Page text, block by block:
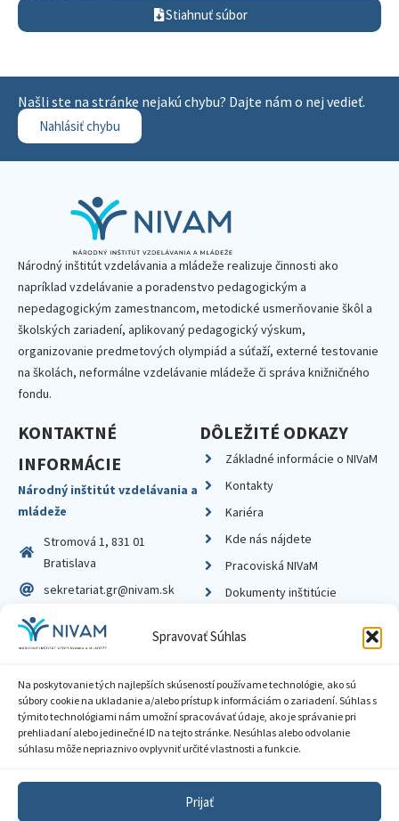
Spravovať Súhlas
Na poskytovanie tých najlepších skúseností používame technológie, ako sú
súbory cookie na ukladanie a/alebo prístup k informáciám o zariadení. Súhlas s
týmito technológiami nám umožní spracovávať údaje, ako je správanie pri
prehliadaní alebo jedinečné ID na tejto stránke. Nesúhlas alebo odvolanie
súhlasu môže nepriaznivo ovplyvniť určité vlastnosti a funkcie.
Prijať
Stiahnuť súbor
Našli ste na stránke nejakú chybu? Dajte nám o nej vedieť.
Nahlásiť chybu
Národný inštitút vzdelávania a mládeže realizuje činnosti ako
napríklad vzdelávanie a poradenstvo pedagogickým a
nepedagogickým zamestnancom, metodické usmerňovanie škôl a
školských zariadení, aplikovaný pedagogický výskum,
organizovanie predmetových olympiád a súťaží, externé testovanie
na školách, neformálne vzdelávanie mládeže či správa knižničného
fondu.
KONTAKTNÉ
INFORMÁCIE
Národný inštitút vzdelávania a
mládeže
Stromová 1, 831 01
Bratislava
sekretariat.gr@nivam.sk
IČO: 00164348
DIČ: 2020798714
DÔLEŽITÉ ODKAZY
Základné informácie o NIVaM
Kontakty
Kariéra
Kde nás nájdete
Pracoviská NIVaM
Dokumenty inštitúcie
Zásady ochrany súkromia
Sprístupnenie informácií